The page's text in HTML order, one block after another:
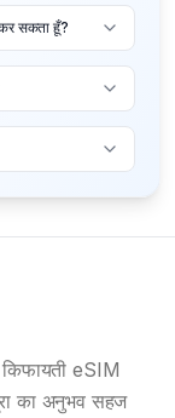
सकता हूँ?
eSIM
का अनुभव सहज